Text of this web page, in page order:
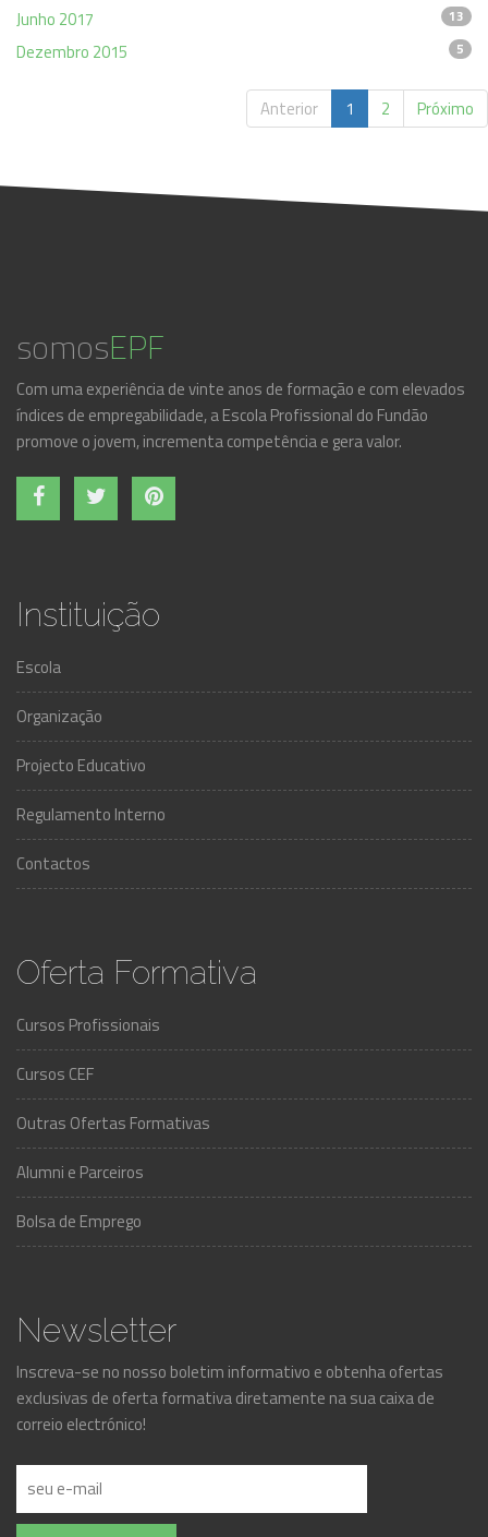
Junho 2017 13
Dezembro 2015 5
Anterior 1 2 Próximo
somosEPF
Com uma experiência de vinte anos de formação e com elevados
índices de empregabilidade, a Escola Profissional do Fundão
promove o jovem, incrementa competência e gera valor.
Instituição
Escola
Organização
Projecto Educativo
Regulamento Interno
Contactos
Oferta Formativa
Cursos Profissionais
Cursos CEF
Outras Ofertas Formativas
Alumni e Parceiros
Bolsa de Emprego
Newsletter
Inscreva-se no nosso boletim informativo e obtenha ofertas
exclusivas de oferta formativa diretamente na sua caixa de
correio electrónico!